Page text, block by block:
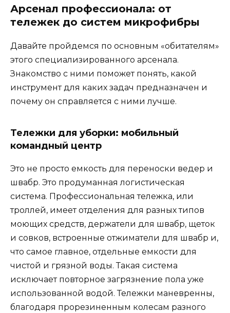
Арсенал профессионала: от
тележек до систем микрофибры
Давайте пройдемся по основным «обитателям»
этого специализированного арсенала.
Знакомство с ними поможет понять, какой
инструмент для каких задач предназначен и
почему он справляется с ними лучше.
Тележки для уборки: мобильный
командный центр
Это не просто емкость для переноски ведер и
швабр. Это продуманная логистическая
система. Профессиональная тележка, или
троллей, имеет отделения для разных типов
моющих средств, держатели для швабр, щеток
и совков, встроенные отжиматели для швабр и,
что самое главное, отдельные емкости для
чистой и грязной воды. Такая система
исключает повторное загрязнение пола уже
использованной водой. Тележки маневренны,
благодаря прорезиненным колесам разного